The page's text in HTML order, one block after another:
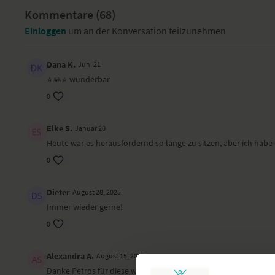
Kommentare (68)
Einloggen um an der Konversation teilzunehmen
Dana K. Juni 21
⭐️🙏⭐️ wunderbar
0
Elke S. Januar 20
Heute war es herausfordernd so lange zu sitzen, aber ich
0
Dieter August 28, 2025
Immer wieder gerne!
0
Alexandra A. August 15, 2025
Danke Petros für diese wunderbare und tiefe Erfahrung des